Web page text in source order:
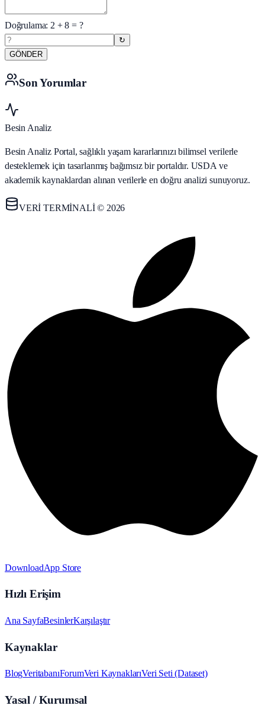
Doğrulama: 2 +8 = ?
↻
GÖNDER
Son Yorumlar
Besin Analiz
Besin Analiz Portal, sağlıklı yaşam kararlarınızı bilimsel verilerle
desteklemek için tasarlanmış bağımsız bir portaldır. USDA ve
akademik kaynaklardan alınan verilerle en doğru analizi sunuyoruz.
VERİ TERMİNALİ © 2026
DownloadApp Store
Hızlı Erişim
Ana SayfaBesinlerKarşılaştır
Kaynaklar
BlogVeritabanıForumVeri KaynaklarıVeri Seti (Dataset)
Yasal / Kurumsal